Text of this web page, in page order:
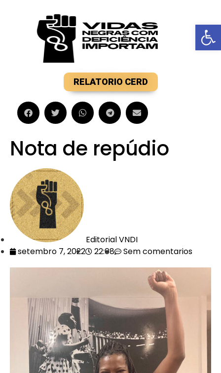
Barra de
RELATORIO CERD
Nota de repúdio
Editorial VNDI
setembro 7, 2022
22:08 Sem comentarios